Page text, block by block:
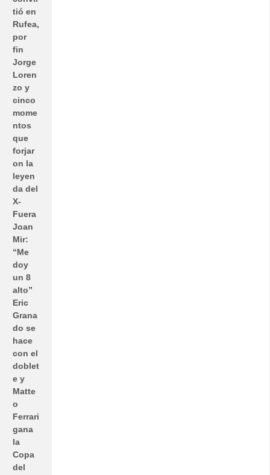
tió en
Rufea,
por
fin
Jorge
Loren
zo y
cinco
mome
ntos
que
forjar
on la
leyen
da del
X-
Fuera
Joan
Mir:
“Me
doy
un 8
alto”
Eric
Grana
do se
hace
con el
doblet
e y
Matte
o
Ferrari
gana
la
Copa
del